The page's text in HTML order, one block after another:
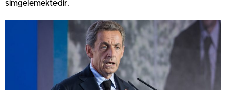
simgelemektedir.